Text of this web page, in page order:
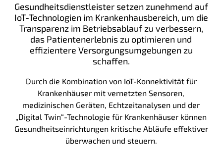
Gesundheitsdienstleister setzen zunehmend auf
IoT-Technologien im Krankenhausbereich, um die
Transparenz im Betriebsablauf zu verbessern,
das Patientenerlebnis zu optimieren und
effizientere Versorgungsumgebungen zu
schaffen.
Durch die Kombination von IoT-Konnektivität für
Krankenhäuser mit vernetzten Sensoren,
medizinischen Geräten, Echtzeitanalysen und der
„Digital Twin“-Technologie für Krankenhäuser können
Gesundheitseinrichtungen kritische Abläufe effektiver
überwachen und steuern.